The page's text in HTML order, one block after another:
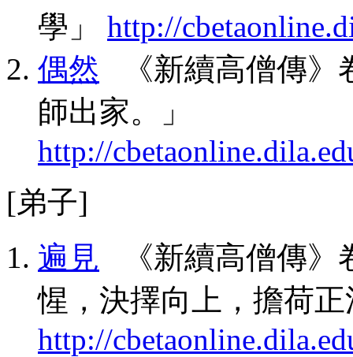
學」 http://
偶然 《新續高僧傳》
師出家。」
http://
[弟子]
遍見 《新續高僧傳》
惺，決擇向上，擔荷
http://